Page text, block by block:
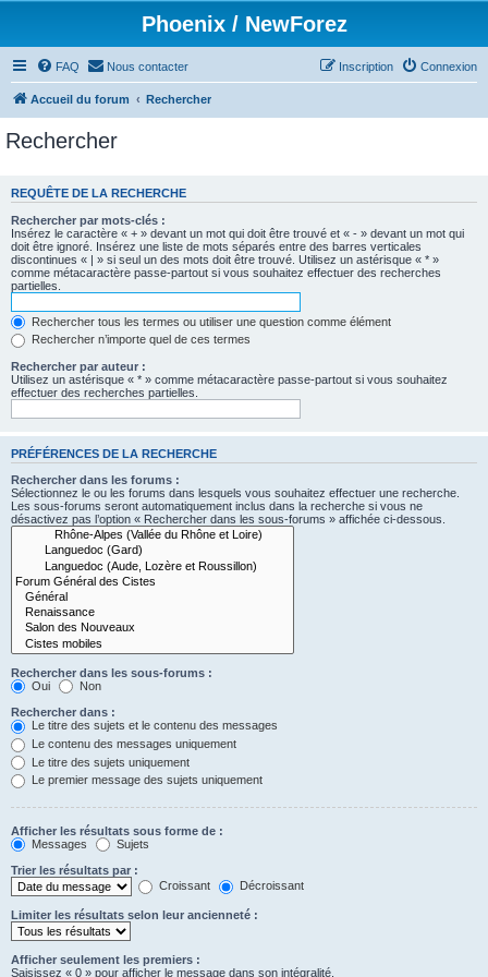
Phoenix / NewForez
FAQ Nous contacter Connexion
Inscription
Accueil du forum Rechercher
Rechercher
REQUÊTE DE LA RECHERCHE
Rechercher par mots-clés :
Insérez le caractère « + » devant un mot qui doit être trouvé et « - » devant un mot qui
doit être ignoré. Insérez une liste de mots séparés entre des barres verticales
discontinues « | » si seul un des mots doit être trouvé. Utilisez un astérisque « * »
comme métacaractère passe-partout si vous souhaitez effectuer des recherches
partielles.
Rechercher tous les termes ou utiliser une question comme élément
Rechercher n’importe quel de ces termes
Rechercher par auteur :
Utilisez un astérisque « * » comme métacaractère passe-partout si vous souhaitez
effectuer des recherches partielles.
PRÉFÉRENCES DE LA RECHERCHE
Rechercher dans les forums :
Sélectionnez le ou les forums dans lesquels vous souhaitez effectuer une recherche.
Les sous-forums seront automatiquement inclus dans la recherche si vous ne
désactivez pas l’option « Rechercher dans les sous-forums » affichée ci-dessous.
Rechercher dans les sous-forums :
Oui
Non
Rechercher dans :
Le titre des sujets et le contenu des messages
Le contenu des messages uniquement
Le titre des sujets uniquement
Le premier message des sujets uniquement
Afficher les résultats sous forme de :
Messages
Sujets
Trier les résultats par :
Croissant
Décroissant
Limiter les résultats selon leur ancienneté :
Afficher seulement les premiers :
Saisissez « 0 » pour afficher le message dans son intégralité.